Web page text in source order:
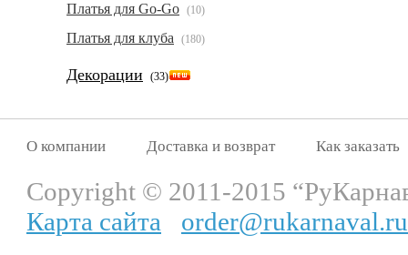
Платья для Go-Go (10)
Платья для клуба (180)
Декорации (33)
О компании Доставка и возврат Как заказать
Copyright © 2011-2015
Карта сайта
order@rukarnaval.ru